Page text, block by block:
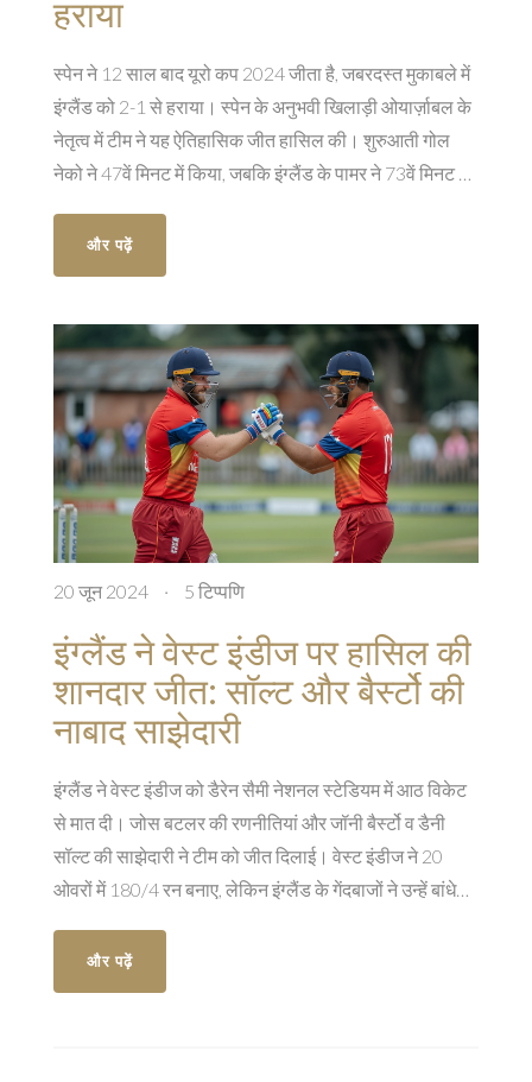
हराया
स्पेन ने 12 साल बाद यूरो कप 2024 जीता है, जबरदस्त मुकाबले में
इंग्लैंड को 2-1 से हराया। स्पेन के अनुभवी खिलाड़ी ओयार्ज़ाबल के
नेतृत्व में टीम ने यह ऐतिहासिक जीत हासिल की। शुरुआती गोल
नेको ने 47वें मिनट में किया, जबकि इंग्लैंड के पामर ने 73वें मिनट में
और पढ़ें
20 जून 2024 · 5 टिप्पणि
इंग्लैंड ने वेस्ट इंडीज पर हासिल की
शानदार जीत: सॉल्ट और बैर्स्टो की
नाबाद साझेदारी
इंग्लैंड ने वेस्ट इंडीज को डैरेन सैमी नेशनल स्टेडियम में आठ विकेट
से मात दी। जोस बटलर की रणनीतियां और जॉनी बैर्स्टो व डैनी
सॉल्ट की साझेदारी ने टीम को जीत दिलाई। वेस्ट इंडीज ने 20
ओवरों में 180/4 रन बनाए, लेकिन इंग्लैंड के गेंदबाजों ने उन्हें बांधे
और पढ़ें